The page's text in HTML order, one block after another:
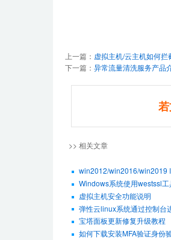
上一篇： 虚拟主机/云主机如何拦
下一篇： 异常流量清洗服务产品
>> 相关文章
win2012/win2016/win2019
Windows系统使用westssl
虚拟主机安全功能说明
弹性云linux系统通过控制台
宝塔面板更新修复升级教程
如何下载安装MFA验证身份